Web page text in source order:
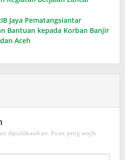
Jaya Pematangsiantar
Bantuan kepada Korban Banjir
Aceh
dipublikasikan. Ruas yang wajib